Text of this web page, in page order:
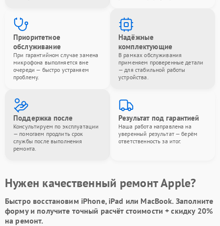
Приоритетное
обслуживание
При гарантийном случае замена
микрофона выполняется вне
очереди — быстро устраняем
проблему.
Надёжные
комплектующие
В рамках обслуживания
применяем проверенные детали
— для стабильной работы
устройства.
Поддержка после
Консультируем по эксплуатации
— помогаем продлить срок
службы после выполнения
ремонта.
Результат под гарантией
Наша работа направлена на
уверенный результат — берём
ответственность за итог.
Нужен качественный ремонт Apple?
Быстро восстановим iPhone, iPad или MacBook. Заполните
формуи получите точный расчёт стоимости +скидку 20%
на ремонт.